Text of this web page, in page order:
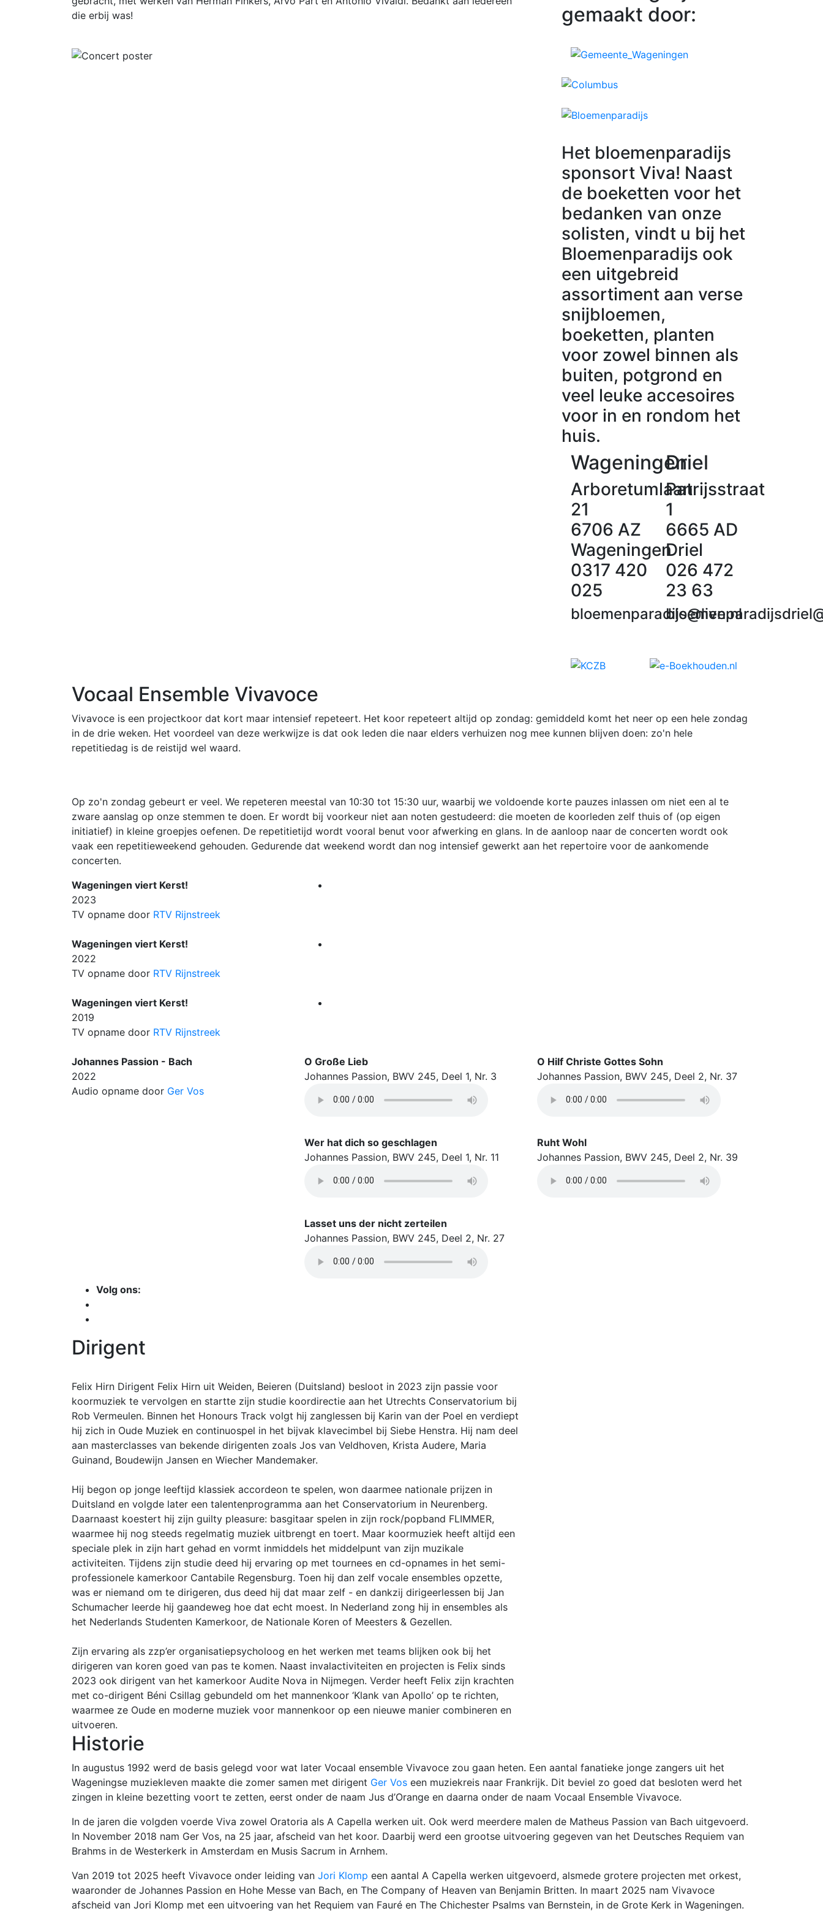
die erbij was!
gemaakt door:
Het bloemenparadijs
sponsort Viva! Naast
de boeketten voor het
bedanken van onze
solisten, vindt u bij het
Bloemenparadijs ook
een uitgebreid
assortiment aan verse
snijbloemen,
boeketten, planten
voor zowel binnen als
buiten, potgrond en
veel leuke accesoires
voor in en rondom het
huis.
Wageningen
Arboretumlaan
21
6706 AZ
Wageningen
0317 420
025
bloemenparadijs@live.nl
Driel
Patrijsstraat
1
6665 AD
Driel
026 472
23 63
Vocaal Ensemble Vivavoce
Vivavoce is een projectkoor dat kort maar intensief repeteert. Het koor repeteert altijd op zondag: gemiddeld komt het neer op een hele zondag
in de drie weken. Het voordeel van deze werkwijze is dat ook leden die naar elders verhuizen nog mee kunnen blijven doen: zo'n hele
repetitiedag is de reistijd wel waard.
Op zo'n zondag gebeurt er veel. We repeteren meestal van 10:30 tot 15:30 uur, waarbij we voldoende korte pauzes inlassen om niet een al te
zware aanslag op onze stemmen te doen. Er wordt bij voorkeur niet aan noten gestudeerd: die moeten de koorleden zelf thuis of (op eigen
initiatief) in kleine groepjes oefenen. De repetitietijd wordt vooral benut voor afwerking en glans. In de aanloop naar de concerten wordt ook
vaak een repetitieweekend gehouden. Gedurende dat weekend wordt dan nog intensief gewerkt aan het repertoire voor de aankomende
concerten.
Wageningen viert Kerst!
2023
TV opname door RTV Rijnstreek
Wageningen viert Kerst!
2022
TV opname door RTV Rijnstreek
Wageningen viert Kerst!
2019
TV opname door RTV Rijnstreek
Johannes Passion - Bach
2022
Audio opname door Ger Vos
O Große Lieb
Johannes Passion, BWV 245, Deel 1, Nr. 3
Wer hat dich so geschlagen
Johannes Passion, BWV 245, Deel 1, Nr. 11
Lasset uns der nicht zerteilen
Johannes Passion, BWV 245, Deel 2, Nr. 27
O Hilf Christe Gottes Sohn
Johannes Passion, BWV 245, Deel 2, Nr. 37
Ruht Wohl
Johannes Passion, BWV 245, Deel 2, Nr. 39
Volg ons:
Dirigent
Felix Hirn Dirigent Felix Hirn uit Weiden, Beieren (Duitsland) besloot in 2023 zijn passie voor
koormuziek te vervolgen en startte zijn studie koordirectie aan het Utrechts Conservatorium bij
Rob Vermeulen. Binnen het Honours Track volgt hij zanglessen bij Karin van der Poel en verdiept
hij zich in Oude Muziek en continuospel in het bijvak klavecimbel bij Siebe Henstra. Hij nam deel
aan masterclasses van bekende dirigenten zoals Jos van Veldhoven, Krista Audere, Maria
Guinand, Boudewijn Jansen en Wiecher Mandemaker.
Hij begon op jonge leeftijd klassiek accordeon te spelen, won daarmee nationale prijzen in
Duitsland en volgde later een talentenprogramma aan het Conservatorium in Neurenberg.
Daarnaast koestert hij zijn guilty pleasure: basgitaar spelen in zijn rock/popband FLIMMER,
waarmee hij nog steeds regelmatig muziek uitbrengt en toert. Maar koormuziek heeft altijd een
speciale plek in zijn hart gehad en vormt inmiddels het middelpunt van zijn muzikale
activiteiten. Tijdens zijn studie deed hij ervaring op met tournees en cd-opnames in het semi-
professionele kamerkoor Cantabile Regensburg. Toen hij dan zelf vocale ensembles opzette,
was er niemand om te dirigeren, dus deed hij dat maar zelf - en dankzij dirigeerlessen bij Jan
Schumacher leerde hij gaandeweg hoe dat echt moest. In Nederland zong hij in ensembles als
het Nederlands Studenten Kamerkoor, de Nationale Koren of Meesters & Gezellen.
Zijn ervaring als zzp’er organisatiepsycholoog en het werken met teams blijken ook bij het
dirigeren van koren goed van pas te komen. Naast invalactiviteiten en projecten is Felix sinds
2023 ook dirigent van het kamerkoor Audite Nova in Nijmegen. Verder heeft Felix zijn krachten
met co-dirigent Béni Csillag gebundeld om het mannenkoor ‘Klank van Apollo’ op te richten,
waarmee ze Oude en moderne muziek voor mannenkoor op een nieuwe manier combineren en
uitvoeren.
Historie
In augustus 1992 werd de basis gelegd voor wat later Vocaal ensemble Vivavoce zou gaan heten. Een aantal fanatieke jonge zangers uit het
Wageningse muziekleven maakte die zomer samen met dirigent Ger Vos een muziekreis naar Frankrijk. Dit beviel zo goed dat besloten werd het
zingen in kleine bezetting voort te zetten, eerst onder de naam Jus d’Orange en daarna onder de naam Vocaal Ensemble Vivavoce.
In de jaren die volgden voerde Viva zowel Oratoria als A Capella werken uit. Ook werd meerdere malen de Matheus Passion van Bach uitgevoerd.
In November 2018 nam Ger Vos, na 25 jaar, afscheid van het koor. Daarbij werd een grootse uitvoering gegeven van het Deutsches Requiem van
Brahms in de Westerkerk in Amsterdam en Musis Sacrum in Arnhem.
Van 2019 tot 2025 heeft Vivavoce onder leiding van Jori Klomp een aantal A Capella werken uitgevoerd, alsmede grotere projecten met orkest,
waaronder de Johannes Passion en Hohe Messe van Bach, en The Company of Heaven van Benjamin Britten. In maart 2025 nam Vivavoce
afscheid van Jori Klomp met een uitvoering van het Requiem van Fauré en The Chichester Psalms van Bernstein, in de Grote Kerk in Wageningen.